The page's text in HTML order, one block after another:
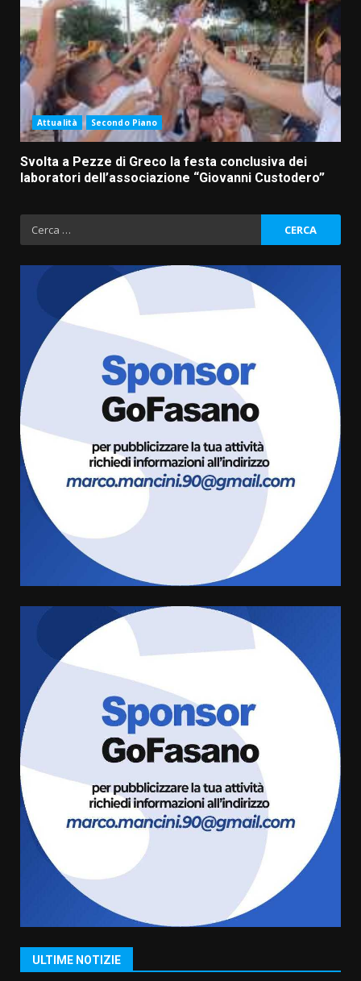
Attualità Secondo Piano
Svolta a Pezze di Greco la festa conclusiva dei
laboratori dell’associazione “Giovanni Custodero”
Ricerca
per:
ULTIME NOTIZIE
La Banda Città di Fasano apre
ufficialmente la Festa di
Savelletri
8 Agosto 2026 11:00
Savelletri in festa, domani sera
grande spettacolo con Uccio De
Santis
8 Agosto 2026 07:30
Politiche Giovanili e Mobilità
Sostenibile: premiati gli studenti
giusta”
8 Agosto 2026 07:15
Rivoluzione”: nuovo
appuntamento con “Fasano in
Banda”
7 Agosto 2026 06:05
7
US Fasano, Scianaro: “Profonda
amarezza per esclusione dal
campionato di calcio”
7 Agosto 2026 06:00
1
Grande successo per la “Sagra
del Pesce Spada” a Savelletri
9 Agosto 2026 07:32
Serie D, l’Us Fasano non molla e